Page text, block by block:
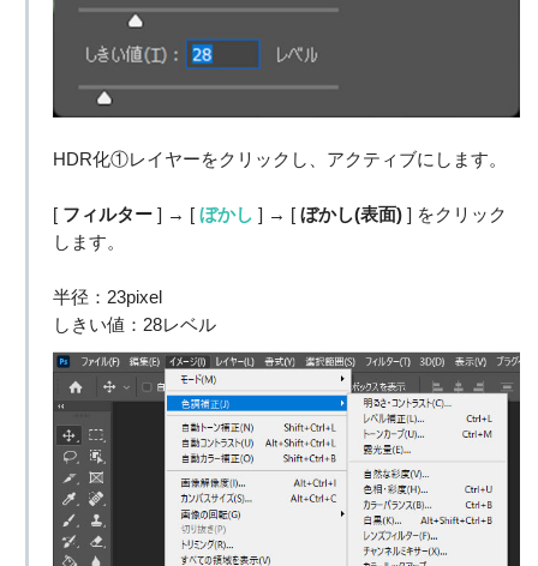
HDR化①レイヤーをクリックし、アクティブにします。
[ フィルター] → [ ぼかし ] → [ ぼかし(表面)] をクリック
します。
半径：23pixel
しきい値：28レベル